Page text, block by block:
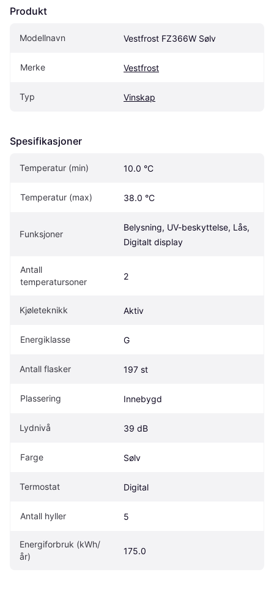
Produkt
Modellnavn Vestfrost FZ366W Sølv
Merke Vestfrost
Typ Vinskap
Spesifikasjoner
Temperatur (min) 10.0 °C
Temperatur (max) 38.0 °C
Funksjoner
Belysning, UV-beskyttelse, Lås,
Digitalt display
Antall
temperatursoner
2
Kjøleteknikk Aktiv
Energiklasse G
Antall flasker 197 st
Plassering Innebygd
Lydnivå 39 dB
Farge Sølv
Termostat Digital
Antall hyller 5
Energiforbruk (kWh/
år)
175.0